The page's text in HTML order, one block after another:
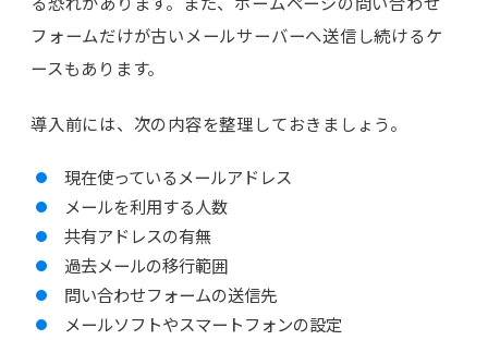
フォームだけが古いメールサーバーへ送信し続けるケ
ースもあります。
導入前には、次の内容を整理しておきましょう。
現在使っているメールアドレス
メールを利用する人数
共有アドレスの有無
過去メールの移行範囲
問い合わせフォームの送信先
メールソフトやスマートフォンの設定